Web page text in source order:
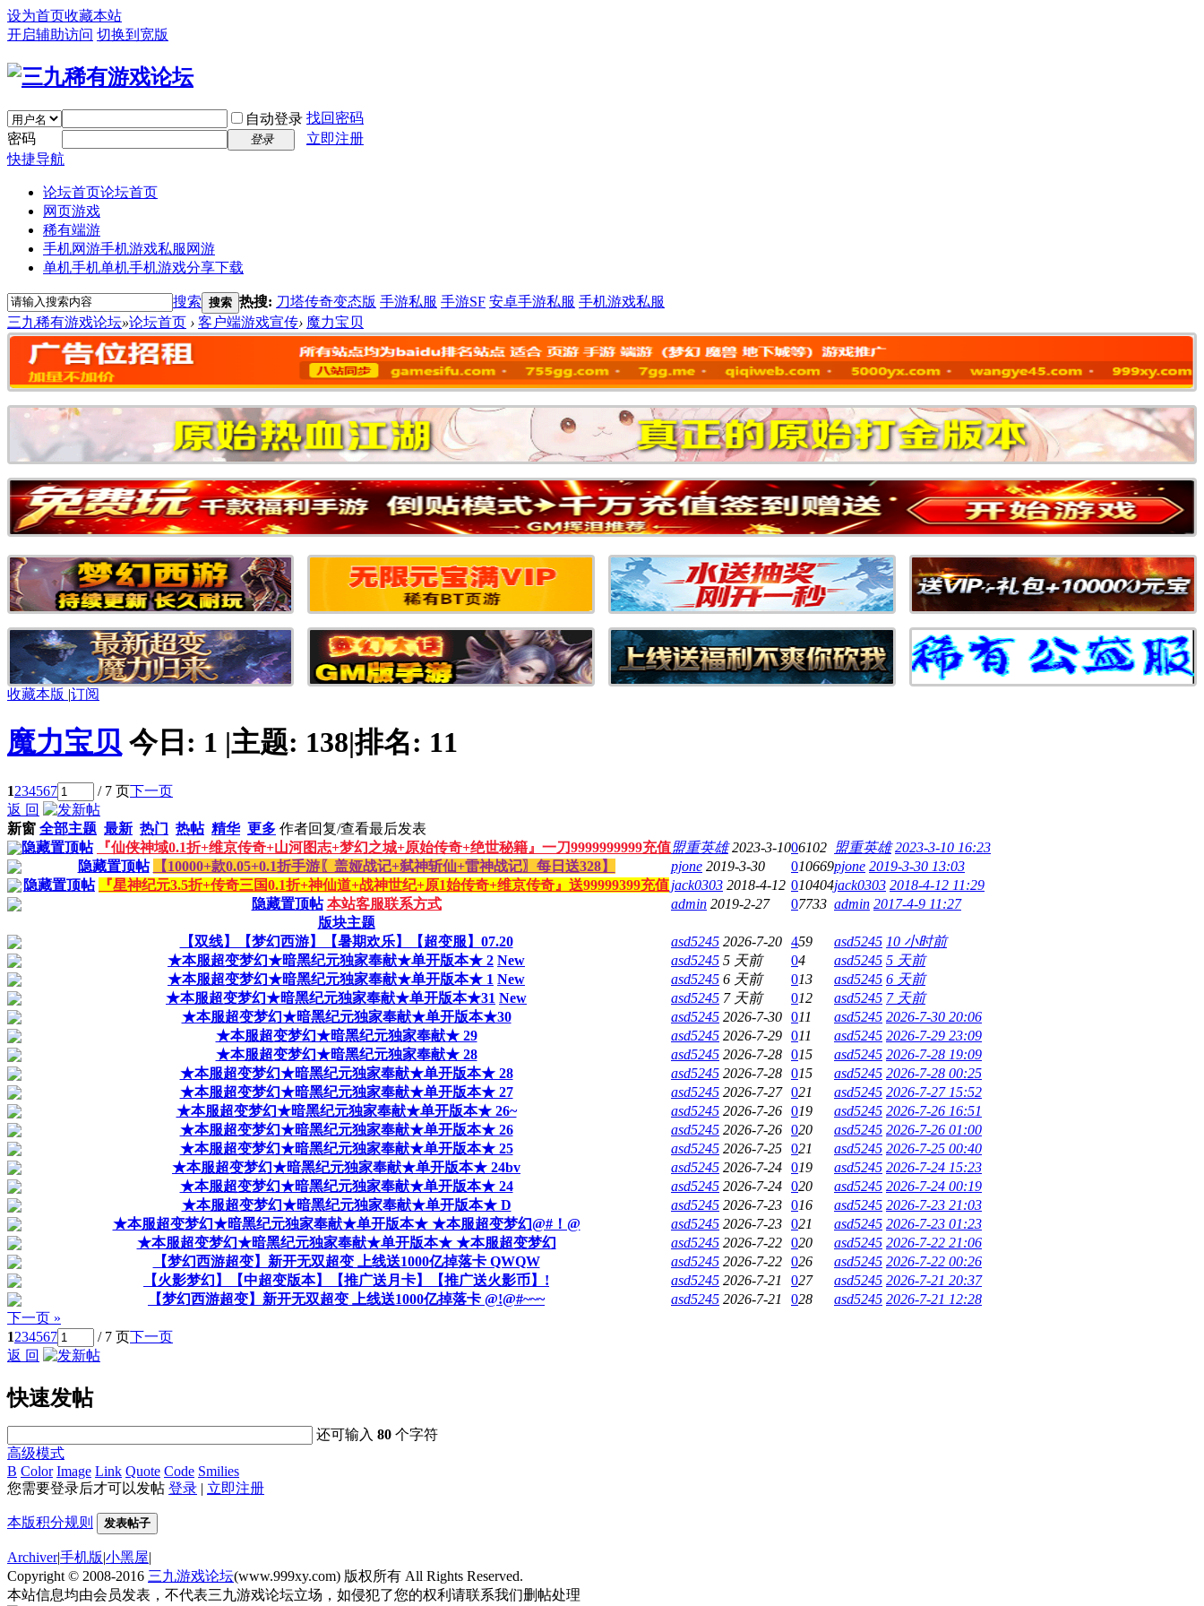
设为首页收藏本站
开启辅助访问 切换到宽版
自动登录 找回密码
密码
登录
立即注册
快捷导航
论坛首页论坛首页
网页游戏
稀有端游
手机网游手机游戏私服网游
单机手机单机手机游戏分享下载
搜索 搜索 热搜: 刀塔传奇变态版 手游私服 手游SF 安卓手游私服 手机游戏私服
三九稀有游戏论坛»论坛首页 › 客户端游戏宣传› 魔力宝贝
收藏本版 |订阅
魔力宝贝 今日: 1 |主题: 138|排名: 11
1234567 / 7 页下一页
返 回
新窗 全部主题 最新 热门 热帖 精华 更多 作者回复/查看最后发表
隐藏置顶帖
『仙侠神域0.1折+维京传奇+山河图志+梦幻之城+原始传奇+绝世秘籍』一刀9999999999充值盟重英雄 2023-3-1006102 盟重英雄 2023-3-10 16:23
隐藏置顶帖
【10000+款0.05+0.1折手游〖盖娅战记+弑神斩仙+雷神战记〗每日送328】 pjone 2019-3-30 010669pjone 2019-3-30 13:03
隐藏置顶帖
『星神纪元3.5折+传奇三国0.1折+神仙道+战神世纪+原1始传奇+维京传奇』送99999399充值jack0303 2018-4-12 010404jack0303 2018-4-12 11:29
隐藏置顶帖 本站客服联系方式 admin 2019-2-27 07733 admin 2017-4-9 11:27
版块主题
【双线】【梦幻西游】【暑期欢乐】【超变服】07.20
asd5245 2026-7-20 459 asd5245 10 小时前
★本服超变梦幻★暗黑纪元独家奉献★单开版本★ 2 New asd5245 5 天前 04 asd5245 5 天前
★本服超变梦幻★暗黑纪元独家奉献★单开版本★ 1 New asd5245 6 天前 013 asd5245 6 天前
★本服超变梦幻★暗黑纪元独家奉献★单开版本★31 New asd5245 7 天前 012 asd5245 7 天前
★本服超变梦幻★暗黑纪元独家奉献★单开版本★30
asd5245 2026-7-30 011 asd5245 2026-7-30 20:06
★本服超变梦幻★暗黑纪元独家奉献★ 29
asd5245 2026-7-29 011 asd5245 2026-7-29 23:09
★本服超变梦幻★暗黑纪元独家奉献★ 28
asd5245 2026-7-28 015 asd5245 2026-7-28 19:09
★本服超变梦幻★暗黑纪元独家奉献★单开版本★ 28
asd5245 2026-7-28 015 asd5245 2026-7-28 00:25
★本服超变梦幻★暗黑纪元独家奉献★单开版本★ 27
asd5245 2026-7-27 021 asd5245 2026-7-27 15:52
★本服超变梦幻★暗黑纪元独家奉献★单开版本★ 26~
asd5245 2026-7-26 019 asd5245 2026-7-26 16:51
★本服超变梦幻★暗黑纪元独家奉献★单开版本★ 26
asd5245 2026-7-26 020 asd5245 2026-7-26 01:00
★本服超变梦幻★暗黑纪元独家奉献★单开版本★ 25
asd5245 2026-7-25 021 asd5245 2026-7-25 00:40
★本服超变梦幻★暗黑纪元独家奉献★单开版本★ 24bv
asd5245 2026-7-24 019 asd5245 2026-7-24 15:23
★本服超变梦幻★暗黑纪元独家奉献★单开版本★ 24
asd5245 2026-7-24 020 asd5245 2026-7-24 00:19
★本服超变梦幻★暗黑纪元独家奉献★单开版本★ D
asd5245 2026-7-23 016 asd5245 2026-7-23 21:03
★本服超变梦幻★暗黑纪元独家奉献★单开版本★ ★本服超变梦幻@#！@
asd5245 2026-7-23 021 asd5245 2026-7-23 01:23
★本服超变梦幻★暗黑纪元独家奉献★单开版本★ ★本服超变梦幻
asd5245 2026-7-22 020 asd5245 2026-7-22 21:06
【梦幻西游超变】新开无双超变 上线送1000亿掉落卡 QWQW
asd5245 2026-7-22 026 asd5245 2026-7-22 00:26
【火影梦幻】【中超变版本】【推广送月卡】【推广送火影币】!
asd5245 2026-7-21 027 asd5245 2026-7-21 20:37
【梦幻西游超变】新开无双超变 上线送1000亿掉落卡 @!@#~~~
asd5245 2026-7-21 028 asd5245 2026-7-21 12:28
下一页 »
1234567 / 7 页下一页
返 回
快速发帖
还可输入80 个字符
高级模式
B Color Image Link Quote Code Smilies
您需要登录后才可以发帖 登录 | 立即注册
本版积分规则 发表帖子
Archiver|手机版|小黑屋|
Copyright © 2008-2016 三九游戏论坛(www.999xy.com) 版权所有 All Rights Reserved.
本站信息均由会员发表，不代表三九游戏论坛立场，如侵犯了您的权利请联系我们删帖处理